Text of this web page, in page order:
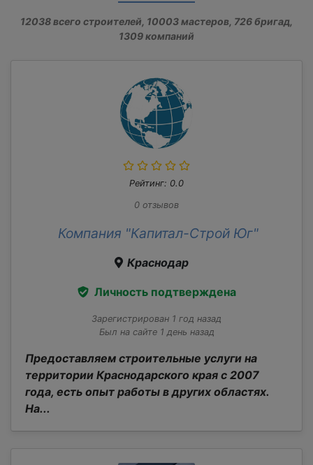
12038всего строителей, 10003мастеров, 726бригад,
1309компаний
Рейтинг: 0.0
0 отзывов
Компания "Капитал-Строй Юг"
Краснодар
Личность подтверждена
Зарегистрирован 1 год назад
Был на сайте 1 день назад
Предоставляем строительные услуги на
территории Краснодарского края с 2007
года, есть опыт работы в других областях.
На...